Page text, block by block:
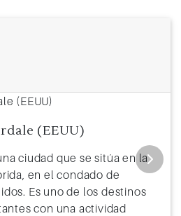
(EEUU)
ciudad que se sitúa en la
en el condado de
Es uno de los destinos
con una actividad